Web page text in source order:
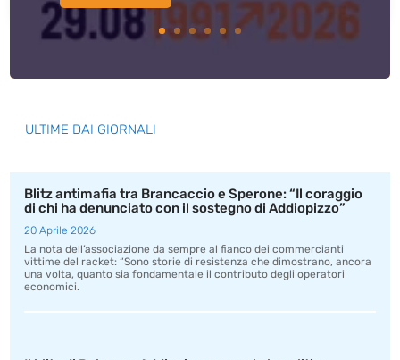
ULTIME DAI GIORNALI
Blitz antimafia tra Brancaccio e Sperone: “Il coraggio
di chi ha denunciato con il sostegno di Addiopizzo”
20 Aprile 2026
La nota dell’associazione da sempre al fianco dei commercianti
vittime del racket: “Sono storie di resistenza che dimostrano, ancora
una volta, quanto sia fondamentale il contributo degli operatori
economici.